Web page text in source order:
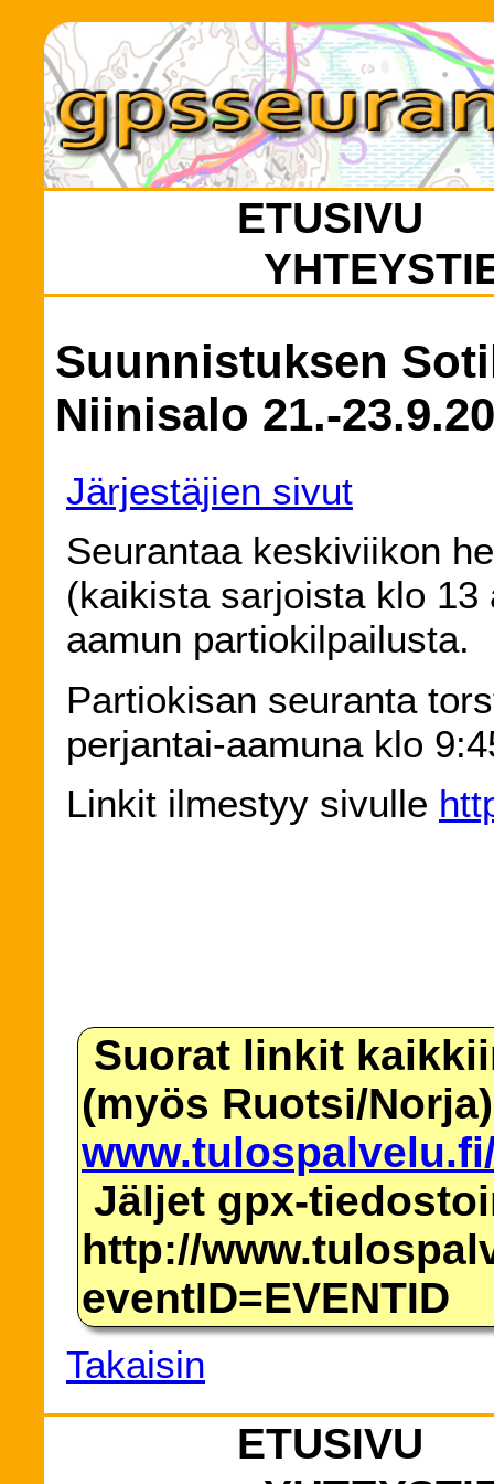
ETUSIVU
Suunnistuksen
Niinisalo 21.-
Järjestäjien sivut
Seurantaa keskiviikon
(kaikista sarjoista klo
aamun partiokilpailusta.
Partiokisan seuranta
perjantai-aamuna klo
Linkit ilmestyy sivulle
Suorat linkit
(myös Ruotsi/Norja)
Jäljet gpx-
http://
eventID=EVENTID
Takaisin
ETUSIVU